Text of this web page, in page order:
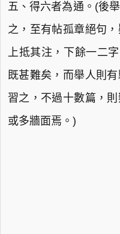
五、得六者為通。(後
之，至有帖孤章絕句
上抵其注，下餘一二
既甚難矣，而舉人則
習之，不過十數篇，
或多牆面焉。)